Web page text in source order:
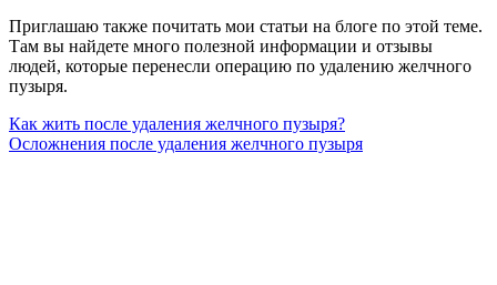
Приглашаю также почитать мои статьи на блоге по этой теме.
Там вы найдете много полезной информации и отзывы
людей, которые перенесли операцию по удалению желчного
пузыря.
Как жить после удаления желчного пузыря?
Осложнения после удаления желчного пузыря